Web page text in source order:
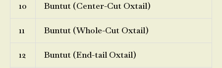
10 Buntut (Center-Cut Oxtail)
11 Buntut (Whole-Cut Oxtail)
12 Buntut (End-tail Oxtail)